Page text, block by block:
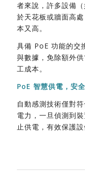
者來說，許多設備
於天花板或牆面高
本又高。
具備 PoE 功能的交
與數據，免除額外
工成本。
PoE 智慧供電，安
自動感測技術僅對
電力，一旦偵測到
止供電，有效保護設